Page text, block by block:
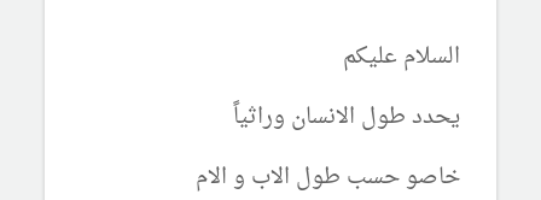
السلام عليكم
يحدد طول الانسان وراثياً
خاصو حسب طول الاب و الام